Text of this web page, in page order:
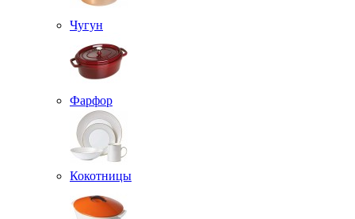
Чугун
Фарфор
Кокотницы